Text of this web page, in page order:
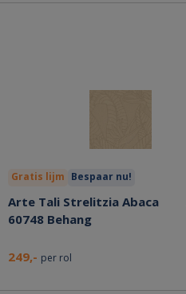
Gratis lijm Bespaar nu!
Arte Tali Strelitzia Abaca
60748 Behang
249,- per rol